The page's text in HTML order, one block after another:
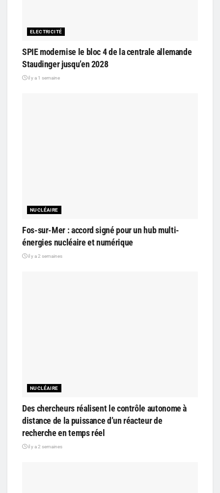
ELECTRICITÉ
SPIE modernise le bloc 4 de la centrale allemande
Staudinger jusqu’en 2028
il y a 1 semaine
NUCLÉAIRE
Fos-sur-Mer : accord signé pour un hub multi-
énergies nucléaire et numérique
il y a 2 semaines
NUCLÉAIRE
Des chercheurs réalisent le contrôle autonome à
distance de la puissance d’un réacteur de
recherche en temps réel
il y a 2 semaines